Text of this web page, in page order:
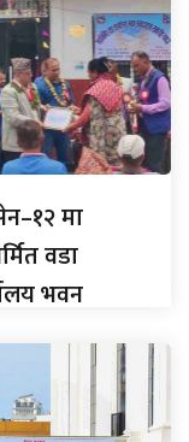
मा
वडा
भवन